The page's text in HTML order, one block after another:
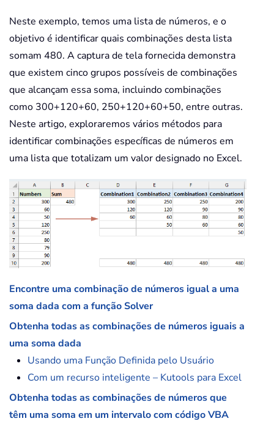
Neste exemplo, temos uma lista de números, e o
objetivo é identificar quais combinações desta lista
somam 480. A captura de tela fornecida demonstra
que existem cinco grupos possíveis de combinações
que alcançam essa soma, incluindo combinações
como 300+120+60, 250+120+60+50, entre outras.
Neste artigo, exploraremos vários métodos para
identificar combinações específicas de números em
uma lista que totalizam um valor designado no Excel.
Encontre uma combinação de números igual a uma
soma dada com a função Solver
Obtenha todas as combinações de números iguais a
uma soma dada
Usando uma Função Definida pelo Usuário
Com um recurso inteligente – Kutools para Excel
Obtenha todas as combinações de números que
têm uma soma em um intervalo com código VBA